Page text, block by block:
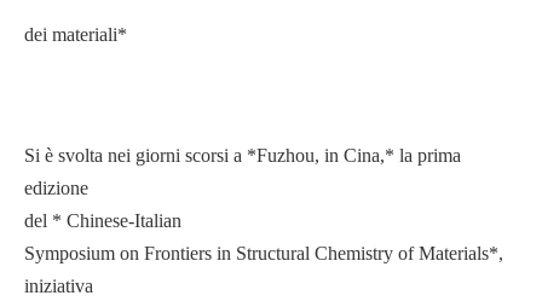
dei materiali*
Si è svolta nei giorni scorsi a *Fuzhou, in Cina,* la prima
edizione
del * Chinese-Italian
Symposium on Frontiers in Structural Chemistry of Materials*,
iniziativa